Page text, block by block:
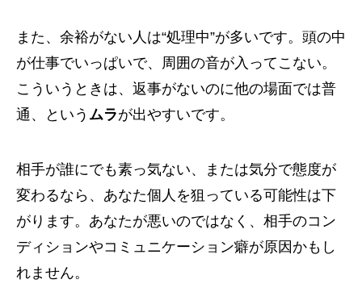
また、余裕がない人は“処理中”が多いです。頭の中
が仕事でいっぱいで、周囲の音が入ってこない。
こういうときは、返事がないのに他の場面では普
通、という ムラが出やすいです。
相手が誰にでも素っ気ない、または気分で態度が
変わるなら、あなた個人を狙っている可能性は下
がります。あなたが悪いのではなく、相手のコン
ディションやコミュニケーション癖が原因かもし
れません。